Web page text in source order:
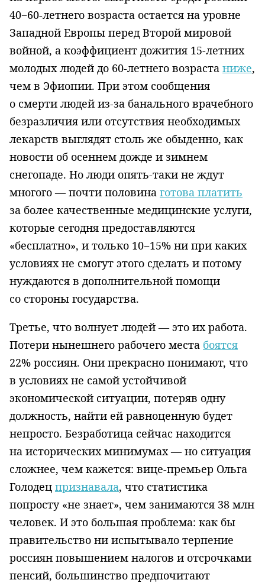
40−60-летнего возраста остается на уровне
Западной Европы перед Второй мировой
войной, а коэффициент дож­и­тия 15-летних
молодых людей до 60-летнего возраста ниже,
чем в Эфи­о­пии. При этом сообщения
о смерти людей из-за банального врачебного
безразличия или отсутствия необходимых
лекарств выглядят столь же обыденно, как
новости об осеннем дожде и зимнем
снегопаде. Но люди опять-таки не ждут
многого — почти полови­на готова платить
за более качественные медицинские услуги,
которые се­годня предоставляются
«бесплатно», и только 10−15% ни при каких
условиях не смогут этого сделать и потому
нуждаются в дополнительной помощи
со стороны государства.
Третье, что волнует людей — это их работа.
Потери нынешнего рабочего места боятся
22% россиян. Они прекрасно понимают, что
в условиях не самой устойчивой
экономической ситуации, потеряв одну
должность, найти ей равноценную будет
непросто. Безработица сейчас находится
на исторических минимумах — но си­туа­ция
сложнее, чем кажется: вице-премьер Ольга
Голодец признавала, что статистика
попросту «не знает», чем занимаются 38 млн
человек. И это большая проблема: как бы
правительство ни испытывало терпение
россиян повышением налогов и отсрочками
пен­сий, большинство предпочитают